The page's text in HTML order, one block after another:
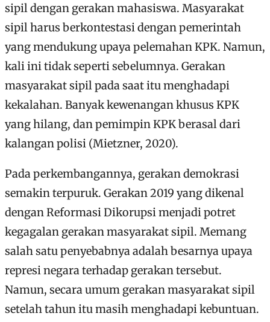
sipil dengan gerakan mahasiswa. Masyarakat
sipil harus berkontestasi dengan pemerintah
yang mendukung upaya pelemahan KPK. Namun,
kali ini tidak seperti sebelumnya. Gerakan
masyarakat sipil pada saat itu menghadapi
kekalahan. Banyak kewenangan khusus KPK
yang hilang, dan pemimpin KPK berasal dari
kalangan polisi (Mietzner, 2020).
Pada perkembangannya, gerakan demokrasi
semakin terpuruk. Gerakan 2019 yang dikenal
dengan Reformasi Dikorupsi menjadi potret
kegagalan gerakan masyarakat sipil. Memang
salah satu penyebabnya adalah besarnya upaya
represi negara terhadap gerakan tersebut.
Namun, secara umum gerakan masyarakat sipil
setelah tahun itu masih menghadapi kebuntuan.